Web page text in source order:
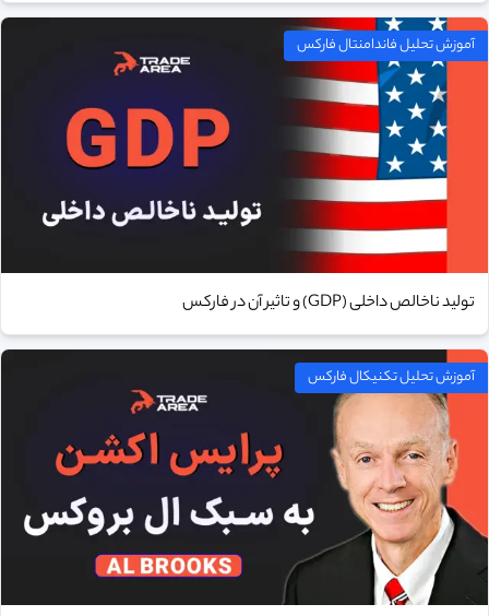
آموزش تحلیل فاندامنتال فارکس
تولید ناخالص داخلی (GDP) و تاثیر آن در فارکس
آموزش تحلیل تکنیکال فارکس